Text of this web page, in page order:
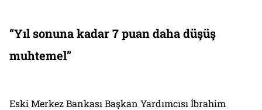
“Yıl sonuna kadar 7 puan daha düşüş
muhtemel”
Eski Merkez Bankası Başkan Yardımcısı İbrahim